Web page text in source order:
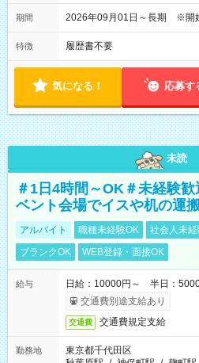
期間 2026年09月01日～長期 ※開
特徴 履歴書不要
気になる！ 応募す
未読
＃1日4時間～OK＃未経験
ベント会場でイスや机の運
アルバイト 職種未経験OK 社会人未
ブランクOK
WEB登録・面接OK
給与
日給：10000円～ 半日：
交通費別途支給あり
交通費 交通費規定支給
勤務地
東京都千代田区